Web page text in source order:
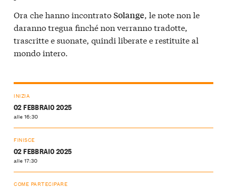
Ora che hanno incontratoSolange, le note non le
daranno tregua finché non verranno tradotte,
trascritte e suonate, quindi liberate e restituite al
mondo intero.
INIZIA
02 FEBBRAIO 2025
alle 16:30
FINISCE
02 FEBBRAIO 2025
alle 17:30
COME PARTECIPARE